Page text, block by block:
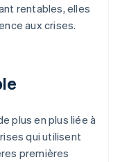
rentables, elles
aux crises.
plus en plus liée à
qui utilisent
premières